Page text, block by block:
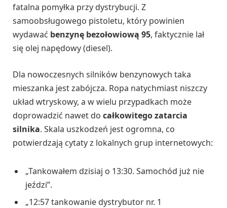
fatalna pomyłka przy dystrybucji. Z
samoobsługowego pistoletu, który powinien
wydawać benzynę bezołowiową 95, faktycznie lał
się olej napędowy (diesel).
Dla nowoczesnych silników benzynowych taka
mieszanka jest zabójcza. Ropa natychmiast niszczy
układ wtryskowy, a w wielu przypadkach może
doprowadzić nawet do całkowitego zatarcia
silnika. Skala uszkodzeń jest ogromna, co
potwierdzają cytaty z lokalnych grup internetowych:
„Tankowałem dzisiaj o 13:30. Samochód już nie
jeździ”.
„12:57 tankowanie dystrybutor nr. 1